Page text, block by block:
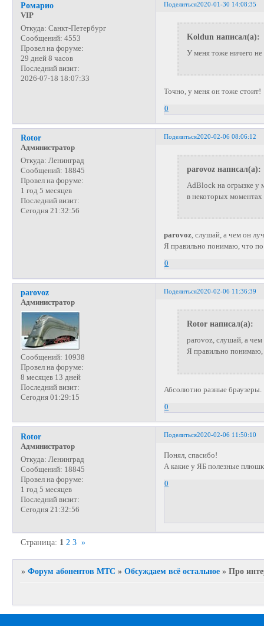
Поделиться2020-01-30 14:08:35
Ромарио
VIP
Откуда: Санкт-Петербург
Сообщений: 4553
Провел на форуме:
29 дней 8 часов
Последний визит:
2026-07-18 18:07:33
Koldun написал(а):
У меня тоже ничего не
Точно, у меня он тоже стоит!
0
Поделиться2020-02-06 08:06:12
Rotor
Администратор
Откуда: Ленинград
Сообщений: 18845
Провел на форуме:
1 год 5 месяцев
Последний визит:
Сегодня 21:32:56
parovoz написал(а):
AdBlock на огрызке у
в некоторых
parovoz, слушай, а чем он
Я правильно понимаю, что
0
Поделиться2020-02-06 11:36:39
parovoz
Администратор
Сообщений: 10938
Провел на форуме:
8 месяцев 13 дней
Последний визит:
Сегодня 01:29:15
Rotor написал(а):
parovoz, слушай, а
Я правильно
Абсолютно разные
0
Поделиться2020-02-06 11:50:10
Rotor
Администратор
Откуда: Ленинград
Сообщений: 18845
Провел на форуме:
1 год 5 месяцев
Последний визит:
Сегодня 21:32:56
Понял, спасибо!
А какие у ЯБ полезные
0
Страница: 1 2 3 »
»Форум абонентов МТС »Обсуждаем всё остальное »Про